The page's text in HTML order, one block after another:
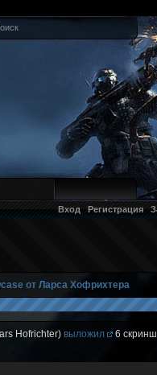
Вход Регистрация
от Ларса Хофрихтера
Hofrichter) выложил
6